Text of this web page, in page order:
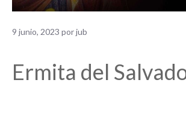
9 junio, 2023 porjub
Ermita del